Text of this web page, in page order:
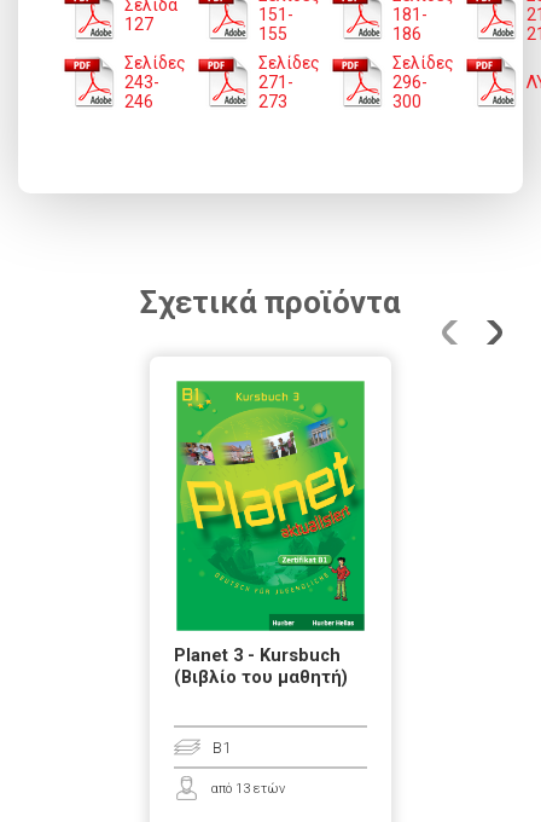
Σελίδα
127
151-
155
181-
186
Σελίδες
243-
246
Σελίδες
271-
273
Σελίδες
296-
300
Σχετικά προϊόντα
Planet 3 - Kursbuch
(Βιβλίο του μαθητή)
B1
από 13 ετών